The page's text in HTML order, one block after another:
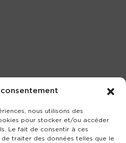
nous utilisons des
pour stocker et/ou accéder
Le fait de consentir à ces
traiter des données telles que le